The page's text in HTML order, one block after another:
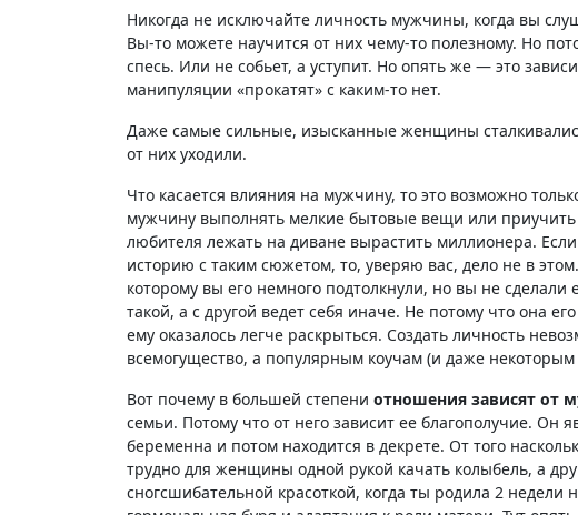
Никогда не исключайте личность мужчины, когда вы
Вы-то можете научится от них чему-то полезному. Но
спесь. Или не собьет, а уступит. Но опять же — это
манипуляции «прокатят» с каким-то нет.
Даже самые сильные, изысканные женщины
от них уходили.
Что касается влияния на мужчину, то это возможно
мужчину выполнять мелкие бытовые вещи или
любителя лежать на диване вырастить миллионера.
историю с таким сюжетом, то, уверяю вас, дело не в
которому вы его немного подтолкнули, но вы не
такой, а с другой ведет себя иначе. Не потому что она
ему оказалось легче раскрыться. Создать личность
всемогущество, а популярным коучам (и даже
Вот почему в большей степени отношения зависят от
семьи. Потому что от него зависит ее благополучие. Он
беременна и потом находится в декрете. От того
трудно для женщины одной рукой качать колыбель, а
сногсшибательной красоткой, когда ты родила 2 недели